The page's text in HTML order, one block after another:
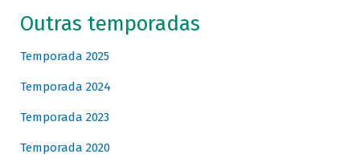
Outras temporadas
Temporada 2025
Temporada 2024
Temporada 2023
Temporada 2020